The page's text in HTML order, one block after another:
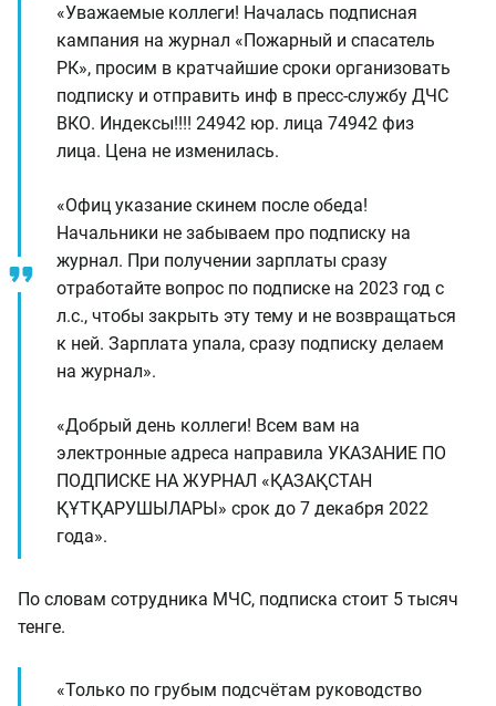
«Уважаемые коллеги! Началась подписная
кампания на журнал «Пожарный и спасатель
РК», просим в кратчайшие сроки организовать
подписку и отправить инф в пресс-службу ДЧС
ВКО. Индексы!!!! 24942 юр. лица 74942 физ
лица. Цена не изменилась.
«Офиц указание скинем после обеда!
Начальники не забываем про подписку на
журнал. При получении зарплаты сразу
отработайте вопрос по подписке на 2023 год с
л.с., чтобы закрыть эту тему и не возвращаться
к ней. Зарплата упала, сразу подписку делаем
на журнал».
«Добрый день коллеги! Всем вам на
электронные адреса направила УКАЗАНИЕ ПО
ПОДПИСКЕ НА ЖУРНАЛ «ҚАЗАҚСТАН
ҚҰТҚАРУШЫЛАРЫ» срок до 7 декабря 2022
года».
По словам сотрудника МЧС, подписка стоит 5 тысяч
тенге.
«Только по грубым подсчётам руководство